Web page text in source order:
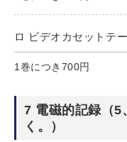
ロ ビデオカセットテ
1巻につき700円
7 電磁的記録（5
く。）